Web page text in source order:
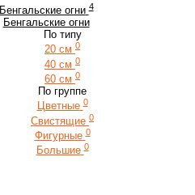
Бенгальские огни 4
Бенгальские огни
По типу
20 см 0
40 см 0
60 см 0
По группе
Цветные 0
Свистящие 0
Фигурные 0
Большие 0